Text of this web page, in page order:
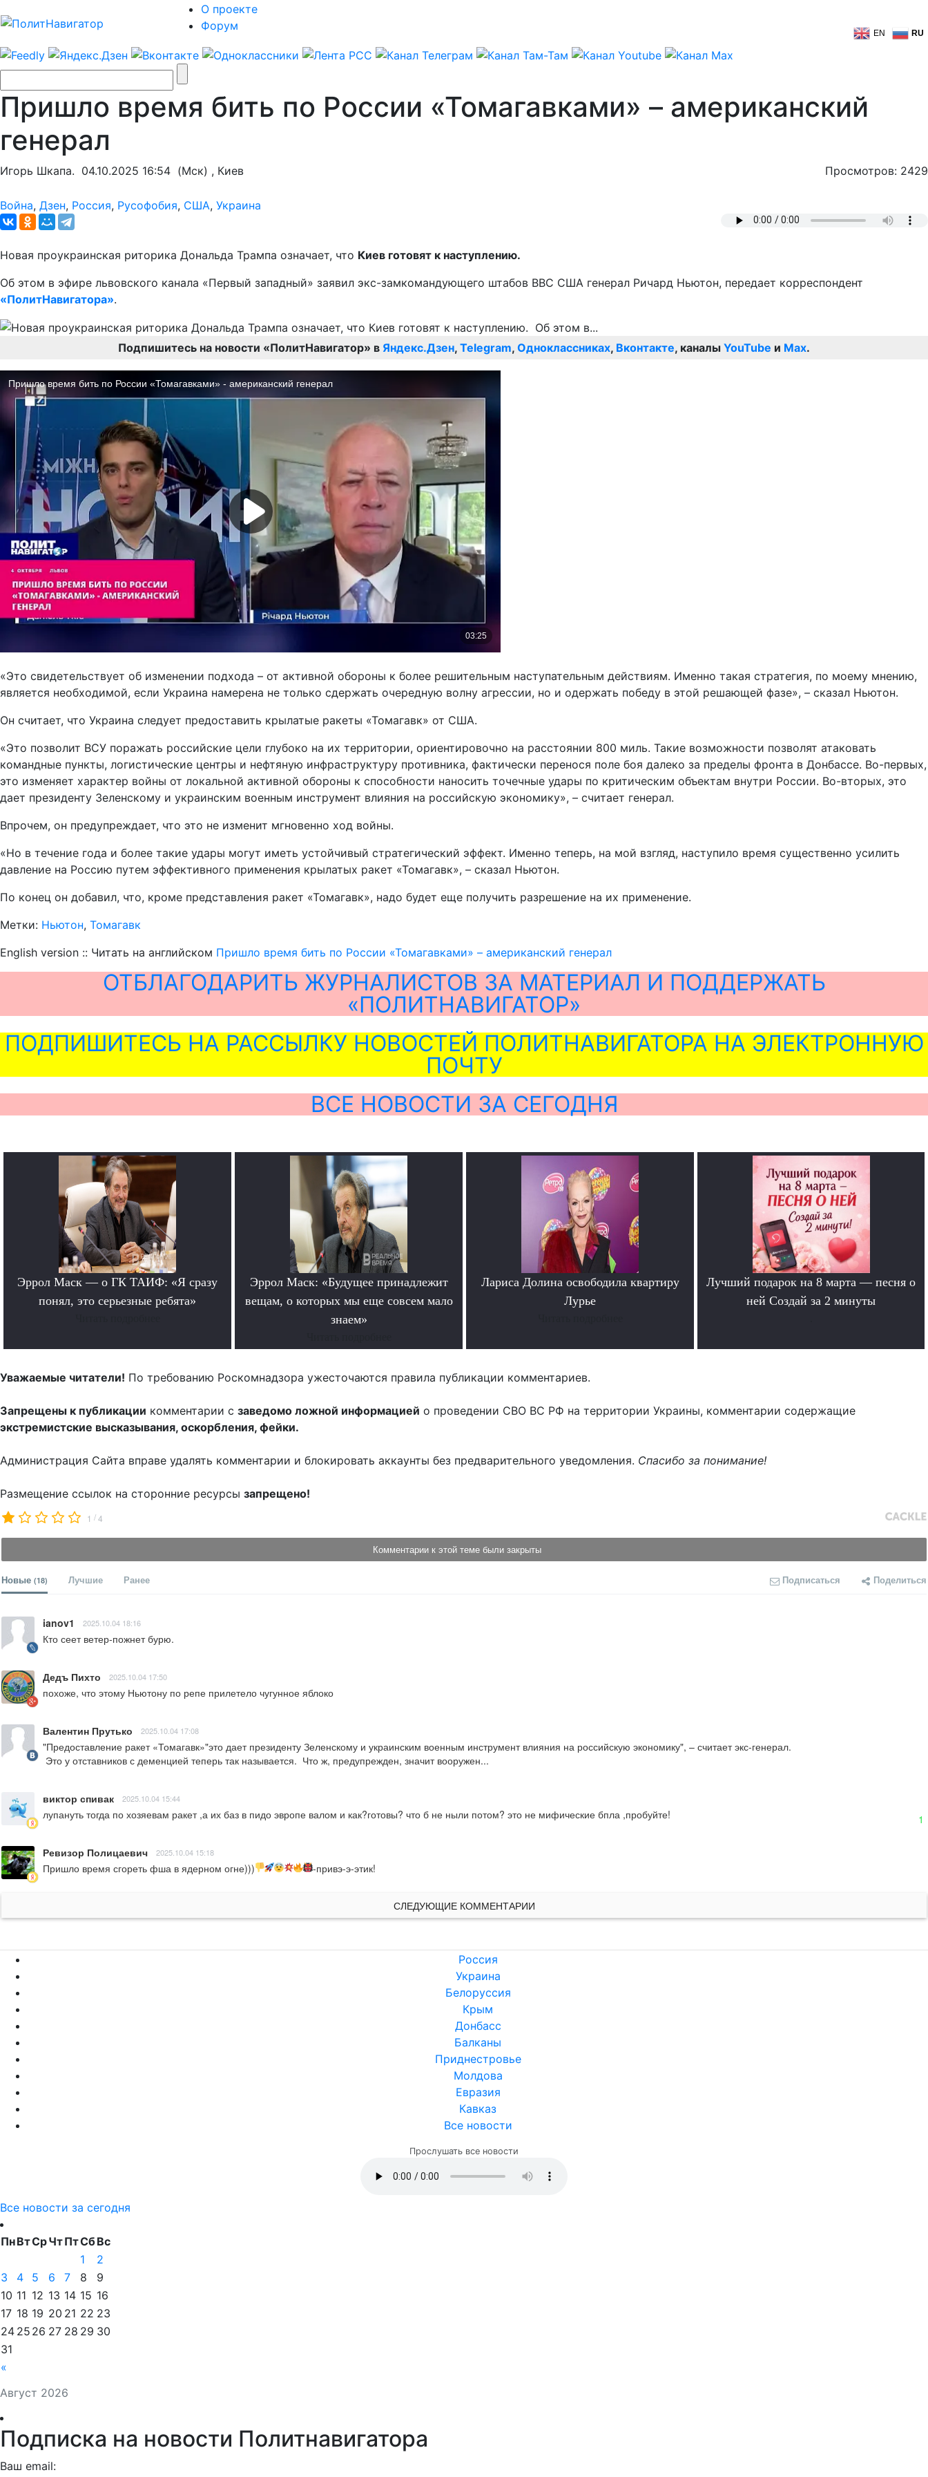
О проекте
Форум
EN RU
Пришло время бить по России «Томагавками» – американский
генерал
Игорь Шкапа. 04.10.2025 16:54 (Мск) , Киев Просмотров: 2429
Война, Дзен, Россия, Русофобия, США, Украина
Новая проукраинская риторика Дональда Трампа означает, что Киев готовят к наступлению.
Об этом в эфире львовского канала «Первый западный» заявил экс-замкомандующего штабов ВВС США генерал Ричард Ньютон, передает корреспондент
«ПолитНавигатора».
Подпишитесь на новости «ПолитНавигатор» в Яндекс.Дзен, Telegram, Одноклассниках, Вконтакте, каналы YouTube и Max.
«Это свидетельствует об изменении подхода – от активной обороны к более решительным наступательным действиям. Именно такая стратегия, по моему мнению,
является необходимой, если Украина намерена не только сдержать очередную волну агрессии, но и одержать победу в этой решающей фазе», – сказал Ньютон.
Он считает, что Украина следует предоставить крылатые ракеты «Томагавк» от США.
«Это позволит ВСУ поражать российские цели глубоко на их территории, ориентировочно на расстоянии 800 миль. Такие возможности позволят атаковать
командные пункты, логистические центры и нефтяную инфраструктуру противника, фактически перенося поле боя далеко за пределы фронта в Донбассе. Во-первых,
это изменяет характер войны от локальной активной обороны к способности наносить точечные удары по критическим объектам внутри России. Во-вторых, это
дает президенту Зеленскому и украинским военным инструмент влияния на российскую экономику», – считает генерал.
Впрочем, он предупреждает, что это не изменит мгновенно ход войны.
«Но в течение года и более такие удары могут иметь устойчивый стратегический эффект. Именно теперь, на мой взгляд, наступило время существенно усилить
давление на Россию путем эффективного применения крылатых ракет «Томагавк», – сказал Ньютон.
По конец он добавил, что, кроме представления ракет «Томагавк», надо будет еще получить разрешение на их применение.
Метки: Ньютон, Томагавк
English version :: Читать на английском Пришло время бить по России «Томагавками» – американский генерал
ОТБЛАГОДАРИТЬ ЖУРНАЛИСТОВ ЗА МАТЕРИАЛ И ПОДДЕРЖАТЬ
«ПОЛИТНАВИГАТОР»
ПОДПИШИТЕСЬ НА РАССЫЛКУ НОВОСТЕЙ ПОЛИТНАВИГАТОРА НА ЭЛЕКТРОННУЮ
ПОЧТУ
ВСЕ НОВОСТИ ЗА СЕГОДНЯ
Эррол Маск — о ГК ТАИФ: «Я сразу
понял, это серьезные ребята»
Эррол Маск: «Будущее принадлежит
вещам, о которых мы еще совсем мало
знаем»
Лариса Долина освободила квартиру
Лурье
Лучший подарок на 8 марта — песня о
ней Создай за 2 минуты
Уважаемые читатели! По требованию Роскомнадзора ужесточаются правила публикации комментариев.
Запрещены к публикации комментарии с заведомо ложной информацией о проведении СВО ВС РФ на территории Украины, комментарии содержащие
экстремистские высказывания, оскорбления, фейки.
Администрация Сайта вправе удалять комментарии и блокировать аккаунты без предварительного уведомления. Спасибо за понимание!
Размещение ссылок на сторонние ресурсы запрещено!
1 /4
Комментарии к этой теме были закрыты
Новые (18) Лучшие Ранее Подписаться Поделиться
ianov1 2025.10.04 18:16
Кто сеет ветер-пожнет бурю.
Дедъ Пихто 2025.10.04 17:50
похоже, что этому Ньютону по репе прилетело чугунное яблоко
Валентин Прутько 2025.10.04 17:08
"Предоставление ракет «Томагавк»"это дает президенту Зеленскому и украинским военным инструмент влияния на российскую экономику", – считает экс-генерал.
Это у отставников с деменцией теперь так называется.  Что ж, предупрежден, значит вооружен...
виктор спивак 2025.10.04 15:44
лупануть тогда по хозяевам ракет ,а их баз в пидо эвропе валом и как?готовы? что б не ныли потом? это не мифические бпла ,пробуйте! 1
Ревизор Полицаевич 2025.10.04 15:18
Пришло время сгореть фша в ядерном огне))) -привэ-э-этик!
СЛЕДУЮЩИЕ КОММЕНТАРИИ
Россия
Украина
Белоруссия
Крым
Донбасс
Балканы
Приднестровье
Молдова
Евразия
Кавказ
Все новости
Прослушать все новости
Все новости за сегодня
Август 2026
ПнВтСрЧтПтСбВс
«
1
2
3
4 5 6 7 8
9
10 11 12 13 14 15 16
17 18 19 20 21 22 23
24 25 26 27 28 29 30
31
Подписка на новости Политнавигатора
Ваш email: